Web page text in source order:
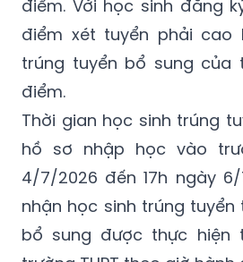
trúng tuyển bổ sung của
điểm.
Thời gian học sinh trúng
hồ sơ nhập học vào
4/7/2026 đến 17h ngày
nhận học sinh trúng
bổ sung được thực hiện
trường THPT theo giờ hành
Thí sinh và phụ huynh